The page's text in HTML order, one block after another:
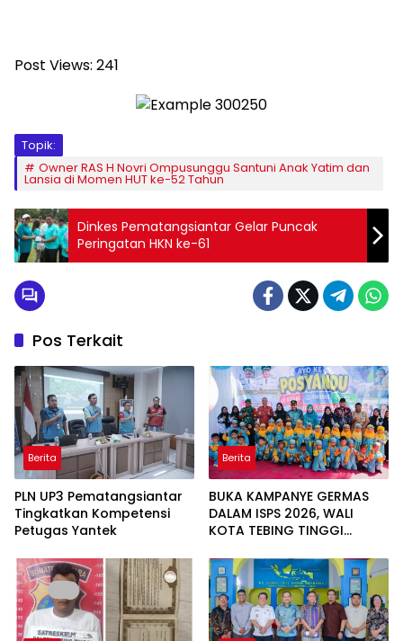
Post Views: 241
Topik:
Owner RAS H Novri Ompusunggu Santuni Anak Yatim dan
Lansia di Momen HUT ke-52 Tahun
Dinkes Pematangsiantar Gelar Puncak
Peringatan HKN ke-61
Pos Terkait
Berita
PLN UP3 Pematangsiantar
Tingkatkan Kompetensi
Petugas Yantek
Berita
BUKA KAMPANYE GERMAS
DALAM ISPS 2026, WALI
KOTA TEBING TINGGI
STUNTING